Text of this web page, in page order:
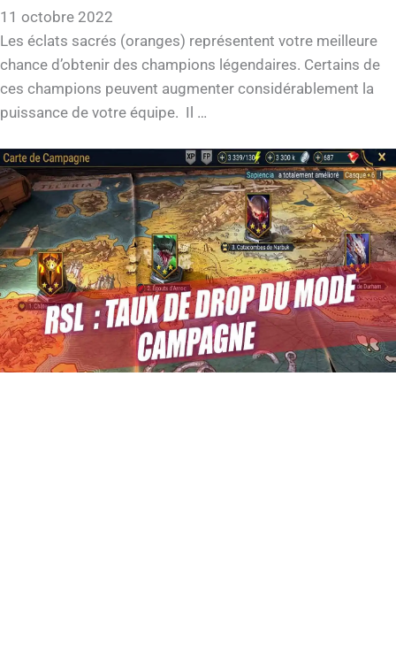
11 octobre 2022
Les éclats sacrés (oranges) représentent votre meilleure
chance d’obtenir des champions légendaires. Certains de
ces champions peuvent augmenter considérablement la
puissance de votre équipe. Il …